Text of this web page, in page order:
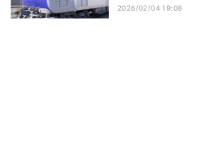
2026/02/04 19:08